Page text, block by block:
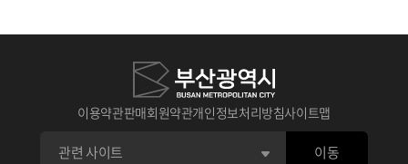
판매 가능한 공급자가 되려면
판매자 신청이 완료되면공급자 자격을 획득!
공급자 관리 메뉴에서 상품 등록 신청이 가능
수요자가 맞춤형 신청하면
공급자가 답변 완료 후수요자에게 알림, 답변 확인 후 승인, 반려
승인, 반려 처리 후 공급자에게 알림 전자계약 링크 생성 후 수요자에게 알림
수요자가 분석 서비스 신청하면
관리자가 승인, 반려처리 후공급자 전체에게 알림
승인 시 시작일에 맞춰 진행중 종료일에 맞춰 심사중으로 바뀜
이용약관판매회원약관개인정보처리방침사이트맵
이동